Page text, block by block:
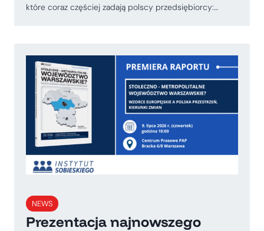
które coraz częściej zadają polscy przedsiębiorcy:…
NEWS
Prezentacja najnowszego